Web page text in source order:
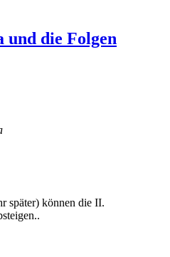
und die Folgen
später) können die II.